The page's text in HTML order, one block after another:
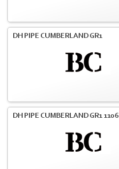
DH PIPE CUMBERLAND GR1
DH PIPE CUMBERLAND GR1 1106